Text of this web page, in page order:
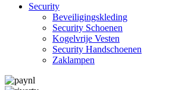
Security
Beveiligings­­kleding
Security Schoenen
Kogelvrije Vesten
Security Hand­­schoenen
Zaklampen